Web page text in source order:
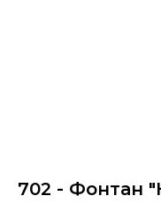
702 - Фонтан